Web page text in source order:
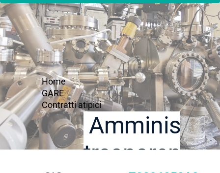
Home
GARE
Contratti atipici
trasparente